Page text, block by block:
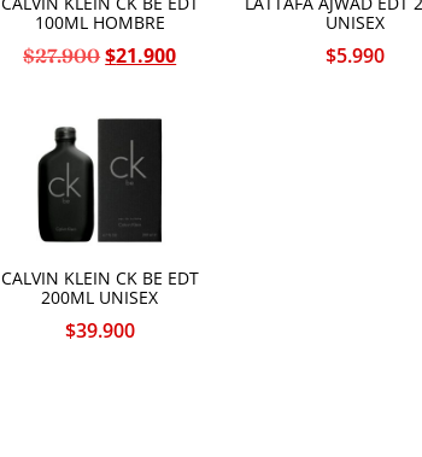
100ML HOMBRE
$27.900 $21.900
UNISEX
$5.990
CALVIN KLEIN CK BE EDT
200ML UNISEX
$39.900